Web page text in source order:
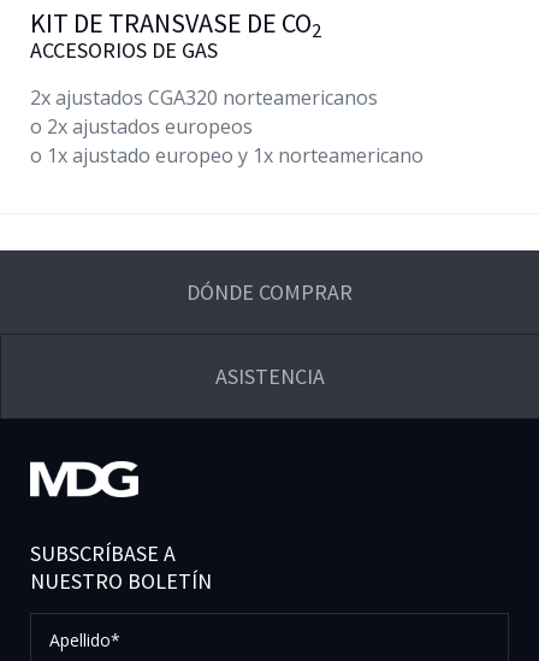
KIT DE TRANSVASE DE CO2
ACCESORIOS DE GAS
2x ajustados CGA320 norteamericanos
o 2x ajustados europeos
o 1x ajustado europeo y 1x norteamericano
DÓNDE COMPRAR
ASISTENCIA
SUBSCRÍBASE A
NUESTRO BOLETÍN